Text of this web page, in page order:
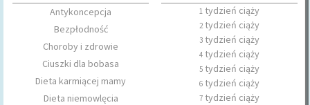
Antykoncepcja
Bezpłodność
Choroby i zdrowie
Ciuszki dla bobasa
Dieta karmiącej mamy
Dieta niemowlęcia
1tydzień ciąży
2tydzień ciąży
3tydzień ciąży
4tydzień ciąży
5tydzień ciąży
6tydzień ciąży
7tydzień ciąży